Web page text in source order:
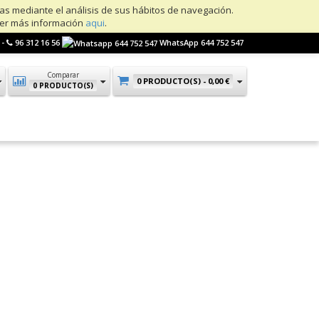
mediante el análisis de sus hábitos de navegación.
más información aqui.
96 312 16 56 WhatsApp 644 752 547
0 PRODUCTO(S) - 0,00 €
Comparar
0 PRODUCTO(S)